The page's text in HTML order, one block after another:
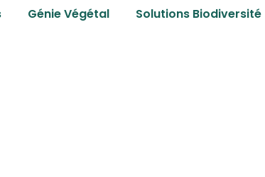
Génie Végétal Solutions Biodiversité